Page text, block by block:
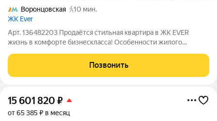
Воронцовская
10 мин.
ЖК Ever
Арт. 136482203 Продаётся стильная квартира в ЖК EVER
жизнь в комфорте бизнескласса! Особенности жилого
система контроля доступа (биометрия и проход по
смартфону), забор высотой 2 м. Премиальное
Позвонить
15 601 820 ₽
от 65 385 ₽ в месяц